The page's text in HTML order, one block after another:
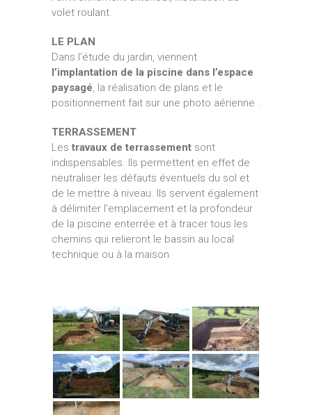
volet roulant.
LE PLAN
Dans l’étude du jardin, viennent
l’implantation de la piscine dans l’espace
paysagé, la réalisation de plans et le
positionnement fait sur une photo aérienne .
TERRASSEMENT
Les travaux de terrassement sont
indispensables. Ils permettent en effet de
neutraliser les défauts éventuels du sol et
de le mettre à niveau. Ils servent également
à délimiter l’emplacement et la profondeur
de la piscine enterrée et à tracer tous les
chemins qui relieront le bassin au local
technique ou à la maison.